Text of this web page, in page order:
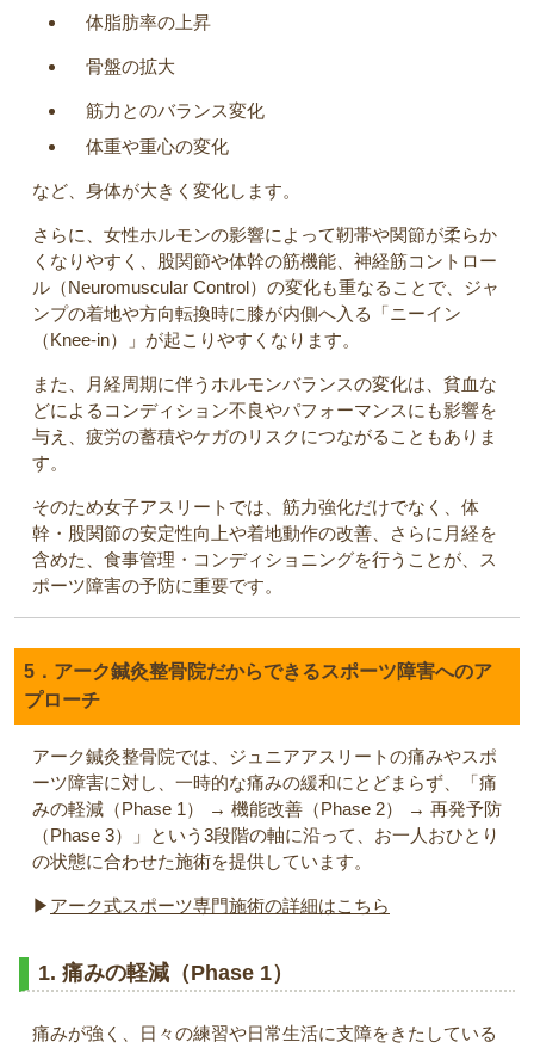
体脂肪率の上昇
骨盤の拡大
筋力とのバランス変化
体重や重心の変化
など、身体が大きく変化します。
さらに、女性ホルモンの影響によって靭帯や関節が柔らか
くなりやすく、股関節や体幹の筋機能、神経筋コントロー
ル（Neuromuscular Control）の変化も重なることで、ジャ
ンプの着地や方向転換時に膝が内側へ入る「ニーイン
（Knee-in）」が起こりやすくなります。
また、月経周期に伴うホルモンバランスの変化は、貧血な
どによるコンディション不良やパフォーマンスにも影響を
与え、疲労の蓄積やケガのリスクにつながることもありま
す。
そのため女子アスリートでは、筋力強化だけでなく、体
幹・股関節の安定性向上や着地動作の改善、さらに月経を
含めた、食事管理・コンディショニングを行うことが、ス
ポーツ障害の予防に重要です。
5．アーク鍼灸整骨院だからできるスポーツ障害へのア
プローチ
アーク鍼灸整骨院では、ジュニアアスリートの痛みやスポ
ーツ障害に対し、一時的な痛みの緩和にとどまらず、「痛
みの軽減（Phase 1） → 機能改善（Phase 2） → 再発予防
（Phase 3）」という3段階の軸に沿って、お一人おひとり
の状態に合わせた施術を提供しています。
▶︎ アーク式スポーツ専門施術の詳細はこちら
1. 痛みの軽減（Phase 1）
痛みが強く、日々の練習や日常生活に支障をきたしている